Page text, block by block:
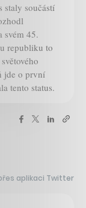
staly součástí
svém 45.
republiku to
jde o první
tento status.
aplikaci Twitter